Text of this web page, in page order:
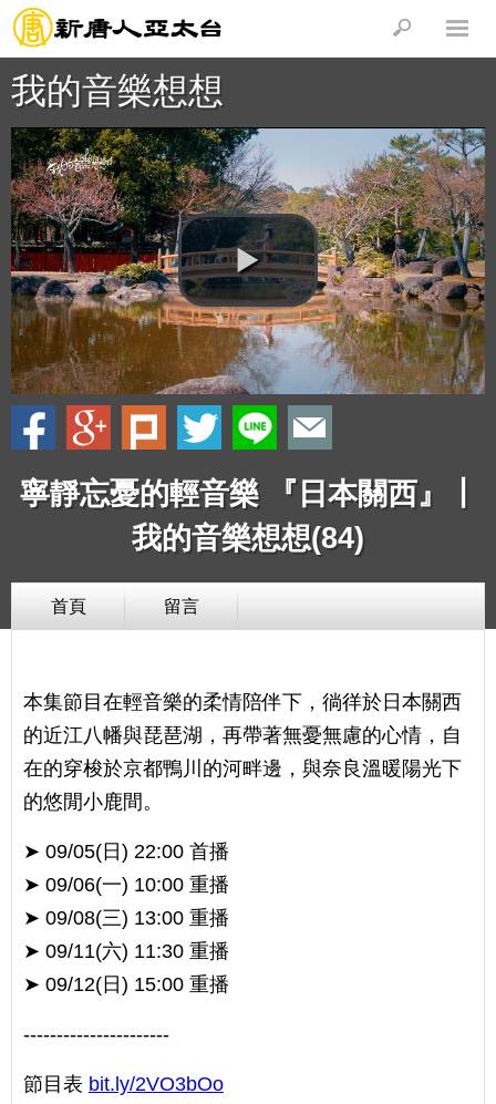
我的音樂想想
寧靜忘憂的輕音樂 『日本關西』┃
我的音樂想想(84)
首頁 留言
本集節目在輕音樂的柔情陪伴下，徜徉於日本關西
的近江八幡與琵琶湖，再帶著無憂無慮的心情，自
在的穿梭於京都鴨川的河畔邊，與奈良溫暖陽光下
的悠閒小鹿間。
➤ 09/05(日) 22:00 首播
➤ 09/06(一) 10:00 重播
➤ 09/08(三) 13:00 重播
➤ 09/11(六) 11:30 重播
➤ 09/12(日) 15:00 重播
----------------------
節目表 bit.ly/2VO3bOo